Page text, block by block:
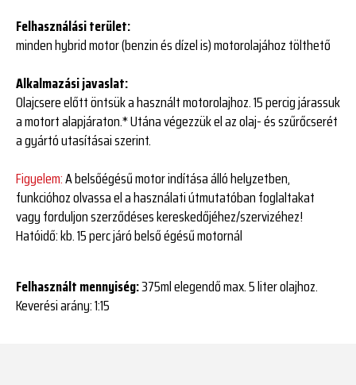
Felhasználási terület:
minden hybrid motor (benzin és dízel is) motorolajához tölthető
Alkalmazási javaslat:
Olajcsere előtt öntsük a használt motorolajhoz. 15 percig járassuk
a motort alapjáraton.* Utána végezzük el az olaj- és szűrőcserét
a gyártó utasításai szerint.
Figyelem:A belsőégésű motor indítása álló helyzetben,
funkcióhoz olvassa el a használati útmutatóban foglaltakat
vagy forduljon szerződéses kereskedőjéhez/szervizéhez!
Hatóidő: kb. 15 perc járó belső égésű motornál
Felhasznált mennyiség:375ml elegendő max. 5 liter olajhoz.
Keverési arány: 1:15